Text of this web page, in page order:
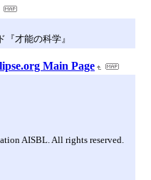
才能の科学』
Main Page
AISBL. All rights reserved.